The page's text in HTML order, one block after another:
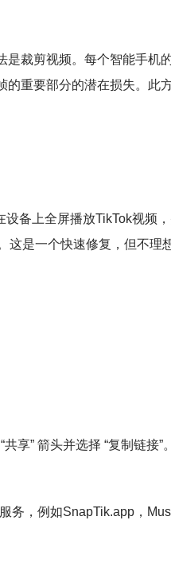
裁剪视频。每个智能手
重要部分的潜在损失。此
设备上全屏播放TikTok视
是一个快速修复，但不理
享” 箭头并选择 “复制链接”。
务，例如SnapTik.app，